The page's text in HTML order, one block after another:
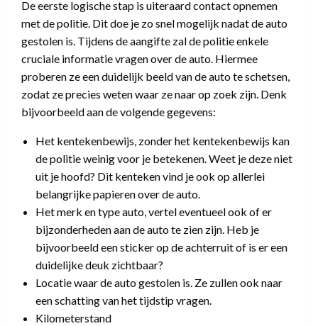
De eerste logische stap is uiteraard contact opnemen
met de politie. Dit doe je zo snel mogelijk nadat de auto
gestolen is. Tijdens de aangifte zal de politie enkele
cruciale informatie vragen over de auto. Hiermee
proberen ze een duidelijk beeld van de auto te schetsen,
zodat ze precies weten waar ze naar op zoek zijn. Denk
bijvoorbeeld aan de volgende gegevens:
Het kentekenbewijs, zonder het kentekenbewijs kan
de politie weinig voor je betekenen. Weet je deze niet
uit je hoofd? Dit kenteken vind je ook op allerlei
belangrijke papieren over de auto.
Het merk en type auto, vertel eventueel ook of er
bijzonderheden aan de auto te zien zijn. Heb je
bijvoorbeeld een sticker op de achterruit of is er een
duidelijke deuk zichtbaar?
Locatie waar de auto gestolen is. Ze zullen ook naar
een schatting van het tijdstip vragen.
Kilometerstand